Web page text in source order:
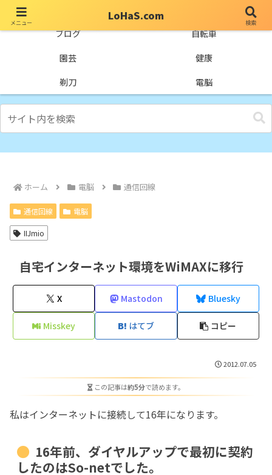
ブログ
自転車
園芸
健康
剃刀
電脳
ホーム 電脳 通信回線
通信回線 電脳
IIJmio
自宅インターネット環境をWiMAXに移行
X Mastodon Bluesky
Misskey はてブ コピー
2012.07.05
この記事は約5分で読めます。
私はインターネットに接続して16年になります。
16年前、ダイヤルアップで最初に契約
したのはSo-netでした。
メニュー
LoHaS.com
検索